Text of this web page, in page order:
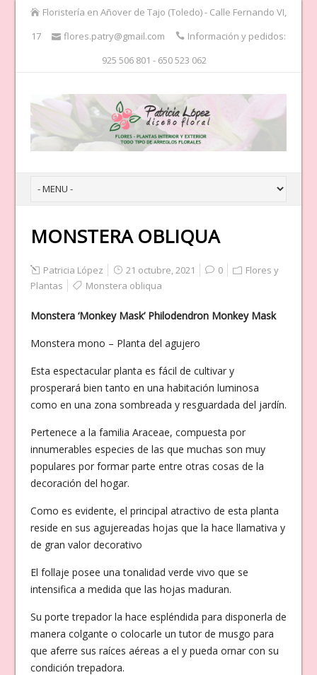
Floristería en Añover de Tajo (Toledo) - Calle Fernando VI,
17
flores.patry@gmail.com
Información y pedidos:
925 506 801 - 650 523 062
MONSTERA OBLIQUA
Patricia López 21 octubre, 2021 0
Flores y
Plantas
Monstera obliqua
Monstera ‘Monkey Mask’ Philodendron Monkey Mask
Monstera mono – Planta del agujero
Esta espectacular planta es fácil de cultivar y
prosperará bien tanto en una habitación luminosa
como en una zona sombreada y resguardada del jardín.
Pertenece a la familia Araceae, compuesta por
innumerables especies de las que muchas son muy
populares por formar parte entre otras cosas de la
decoración del hogar.
Como es evidente, el principal atractivo de esta planta
reside en sus agujereadas hojas que la hace llamativa y
de gran valor decorativo
El follaje posee una tonalidad verde vivo que se
intensifica a medida que las hojas maduran.
Su porte trepador la hace espléndida para disponerla de
manera colgante o colocarle un tutor de musgo para
que aferre sus raíces aéreas a el y pueda ornar con su
condición trepadora.